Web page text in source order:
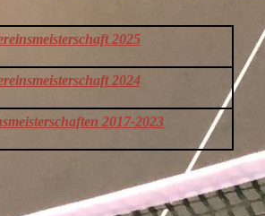
2025
2024
2017-2023